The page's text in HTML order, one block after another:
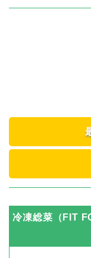
冷凍総菜（FIT